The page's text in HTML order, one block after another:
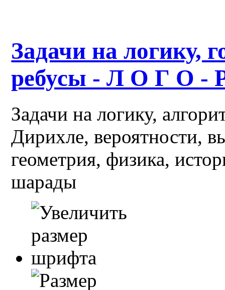
Задачи на логику,
ребусы - Л О Г О -
Задачи на логику,
Дирихле, вероятности,
геометрия, физика,
шарады